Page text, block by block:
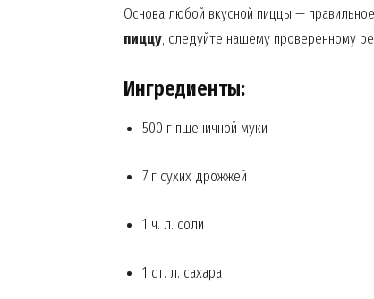
Основа любой вкусной пиццы —
пиццу, следуйте нашему проверенному
Ингредиенты:
500 г пшеничной муки
7 г сухих дрожжей
1 ч. л. соли
1 ст. л. сахара